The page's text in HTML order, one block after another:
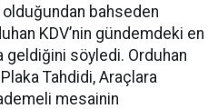
bahseden
KDV’nin gündemdeki en
geldiğini söyledi. Orduhan
Tahdidi, Araçlara
mesainin